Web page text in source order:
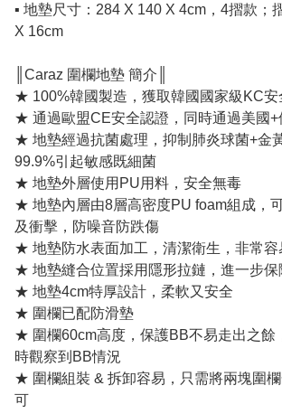
▪️ 地墊尺寸：284 X 140 X 4cm，4摺款；
X 16cm
║Caraz 圍欄地墊 簡介║
★ 100%韓國製造，獲取韓國國家級KC安
★ 通過歐盟CE安全認證，同時通過美國+
★ 地墊經過抗菌處理，抑制肺炎球菌+金
99.9%引起敏感既細菌
★ 地墊外層使用PU用料，安全無毒
★ 地墊內層由8層高密度PU foam組成，
及衝擊，防噪音防跌傷
★ 地墊防水表面加工，清潔衛生，非常容
★ 地墊縫合位置採用隱形拉鏈，進一步保
★ 地墊4cm特厚設計，柔軟又安全
★ 圍欄已配防滑墊
★ 圍欄60cm高度，保護BB不易走出之餘
時觀察到BB情況
★ 圍欄組裝 & 拆卸容易，只需將兩塊圍
可